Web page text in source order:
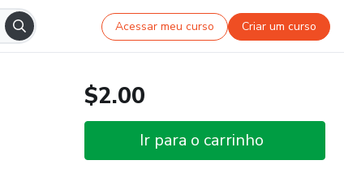
Acessar meu curso Criar um curso
$2.00
Ir para o carrinho